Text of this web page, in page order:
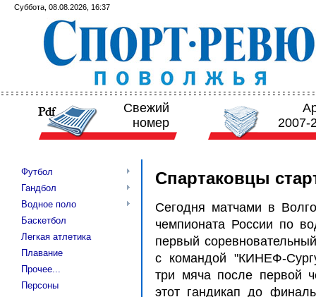
Суббота, 08.08.2026, 16:37
Свежий
номер
2007-
Футбол
Гандбол
Водное поло
Баскетбол
Легкая атлетика
Плавание
Прочее...
Персоны
Спартаковцы
Сегодня матчами в
чемпионата России по
первый
с командой "КИНЕФ-
три мяча после первой
этот гандикап до